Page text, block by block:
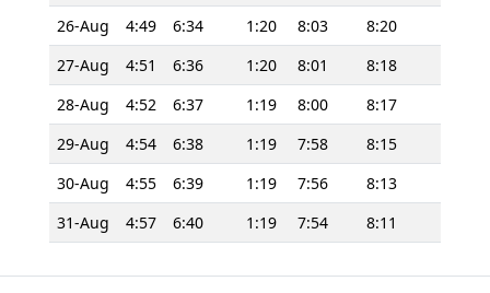
26-Aug
4:49 6:34 1:20 8:03
8:20
27-Aug
4:51 6:36 1:20 8:01
8:18
28-Aug
4:52 6:37 1:19 8:00
8:17
29-Aug
4:54 6:38 1:19 7:58
8:15
30-Aug
4:55 6:39 1:19 7:56
8:13
31-Aug
4:57 6:40 1:19 7:54 8:11